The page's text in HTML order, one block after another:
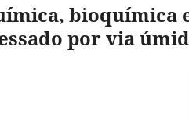
bioquímica
por via